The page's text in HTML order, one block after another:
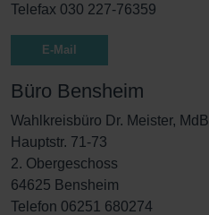
Telefax 030 227-76359
E-Mail
Büro Bensheim
Wahlkreisbüro Dr. Meister, MdB
Hauptstr. 71-73
2. Obergeschoss
64625 Bensheim
Telefon 06251 680274